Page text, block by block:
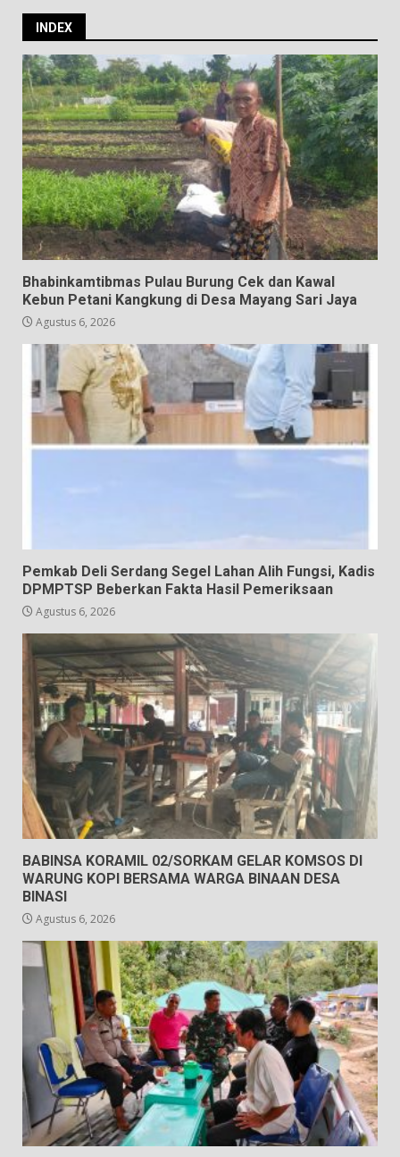
INDEX
Bhabinkamtibmas Pulau Burung Cek dan Kawal
Kebun Petani Kangkung di Desa Mayang Sari Jaya
Agustus 6, 2026
Pemkab Deli Serdang Segel Lahan Alih Fungsi, Kadis
DPMPTSP Beberkan Fakta Hasil Pemeriksaan
Agustus 6, 2026
BABINSA KORAMIL 02/SORKAM GELAR KOMSOS DI
WARUNG KOPI BERSAMA WARGA BINAAN DESA
BINASI
Agustus 6, 2026